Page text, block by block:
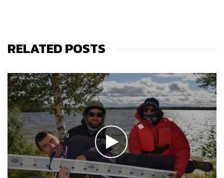
RELATED POSTS